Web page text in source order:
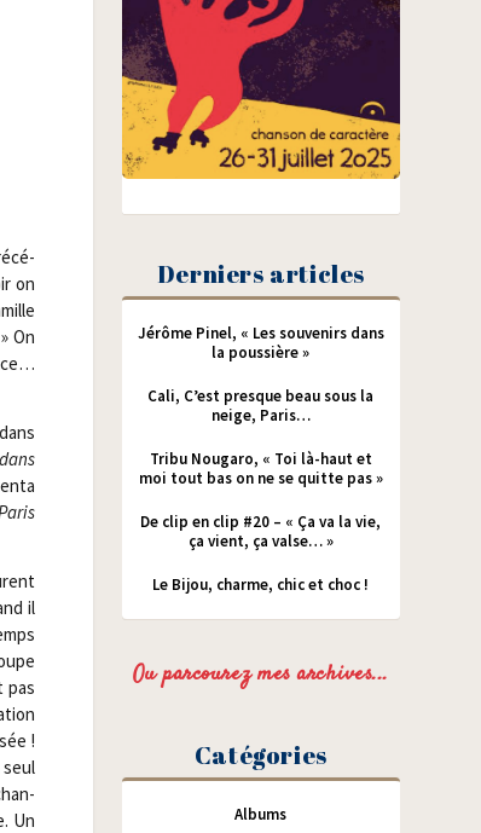
on
On
il
pas
!
seul
Un
Derniers articles
Jérôme Pinel, « Les souvenirs dans
la poussière »
Cali, C’est presque beau sous la
neige, Paris…
Tribu Nougaro, « Toi là-haut et
moi tout bas on ne se quitte pas »
De clip en clip #20 – « Ça va la vie,
ça vient, ça valse… »
Le Bijou, charme, chic et choc !
Ou parcourez mes archives...
Catégories
Albums